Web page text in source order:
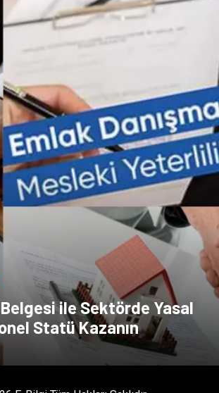
Belgesi ile Sektörde Yasal
Statü Kazanın